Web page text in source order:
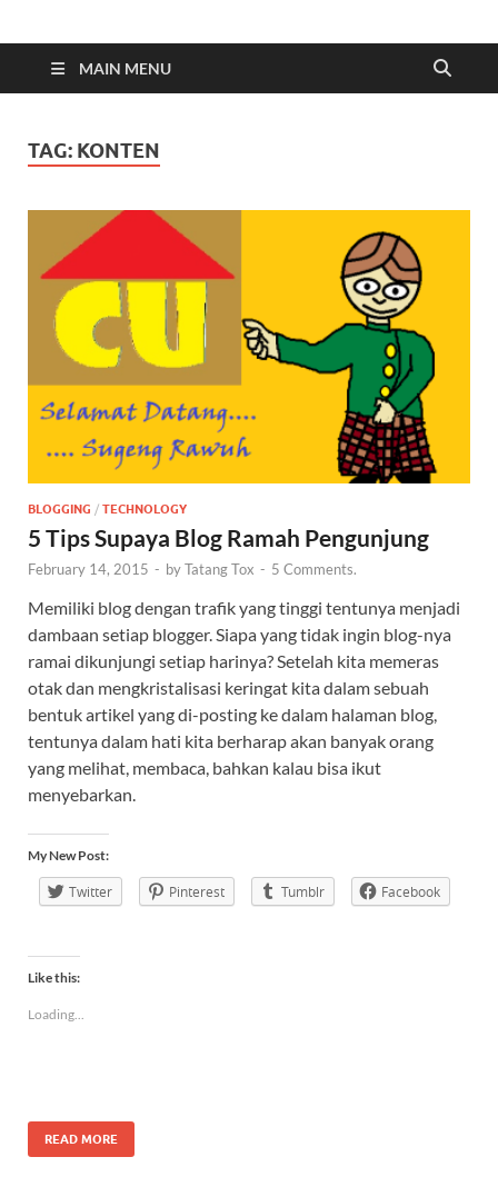
MAIN MENU
TAG: KONTEN
BLOGGING / TECHNOLOGY
5 Tips Supaya Blog Ramah Pengunjung
February 14, 2015 - byTatang Tox - 5 Comments.
Memiliki blog dengan trafik yang tinggi tentunya menjadi
dambaan setiap blogger. Siapa yang tidak ingin blog-nya
ramai dikunjungi setiap harinya? Setelah kita memeras
otak dan mengkristalisasi keringat kita dalam sebuah
bentuk artikel yang di-posting ke dalam halaman blog,
tentunya dalam hati kita berharap akan banyak orang
yang melihat, membaca, bahkan kalau bisa ikut
menyebarkan.
My New Post:
Twitter Pinterest Tumblr Facebook
Like this:
Loading...
READ MORE